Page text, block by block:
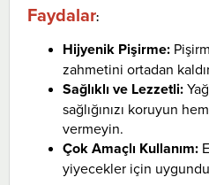
Faydalar:
Hijyenik Pişirme:
zahmetini ortadan
Sağlıklı ve Lezzetli:
sağlığınızı koruyun
vermeyin.
Çok Amaçlı Kullanım:
yiyecekler için